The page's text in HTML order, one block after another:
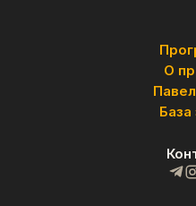
О
База